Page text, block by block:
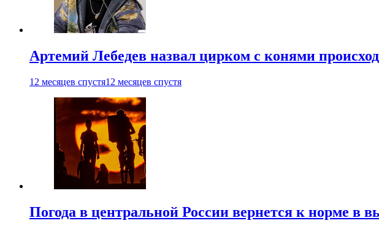
Артемий Лебедев назвал цирком с конями
12 месяцев спустя12 месяцев спустя
Погода в центральной России вернется к норме в